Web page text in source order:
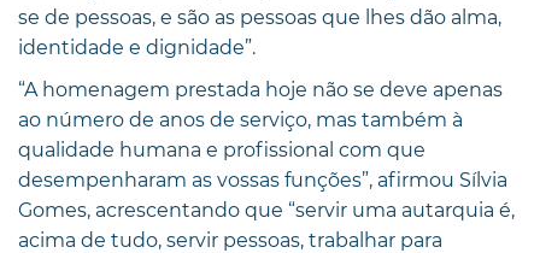
se de pessoas, e são as pessoas que lhes dão alma,
identidade e dignidade”.
“A homenagem prestada hoje não se deve apenas
ao número de anos de serviço, mas também à
qualidade humana e profissional com que
desempenharam as vossas funções”, afirmou Sílvia
Gomes, acrescentando que “servir uma autarquia é,
acima de tudo, servir pessoas, trabalhar para